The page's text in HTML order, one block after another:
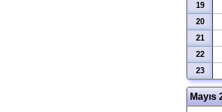
19
20
21
22
23